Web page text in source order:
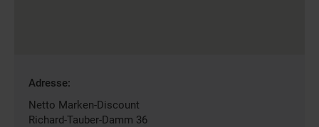
Gefundene
Filiale
Adresse:
Netto Marken-Discount
Richard-Tauber-Damm 36